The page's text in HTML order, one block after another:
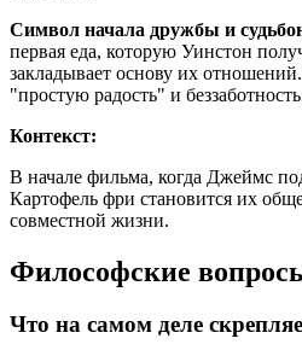
Символ начала дружбы и
первая еда, которую Уинстон
закладывает основу их
"простую радость" и
Контекст:
В начале фильма, когда Джеймс
Картофель фри становится их
совместной жизни.
Философские
Что на самом деле